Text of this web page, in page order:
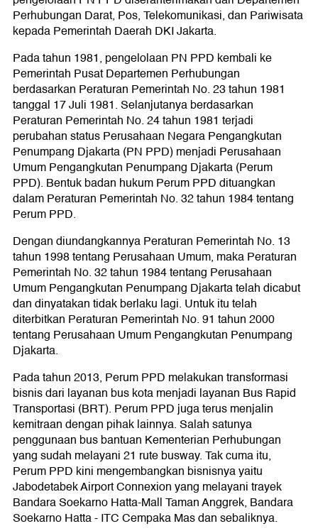
Perhubungan Darat, Pos, Telekomunikasi, dan Pariwisata
kepada Pemerintah Daerah DKI Jakarta.
Pada tahun 1981, pengelolaan PN PPD kembali ke
Pemerintah Pusat Departemen Perhubungan
berdasarkan Peraturan Pemerintah No. 23 tahun 1981
tanggal 17 Juli 1981. Selanjutanya berdasarkan
Peraturan Pemerintah No. 24 tahun 1981 terjadi
perubahan status Perusahaan Negara Pengangkutan
Penumpang Djakarta (PN PPD) menjadi Perusahaan
Umum Pengangkutan Penumpang Djakarta (Perum
PPD). Bentuk badan hukum Perum PPD dituangkan
dalam Peraturan Pemerintah No. 32 tahun 1984 tentang
Perum PPD.
Dengan diundangkannya Peraturan Pemerintah No. 13
tahun 1998 tentang Perusahaan Umum, maka Peraturan
Pemerintah No. 32 tahun 1984 tentang Perusahaan
Umum Pengangkutan Penumpang Djakarta telah dicabut
dan dinyatakan tidak berlaku lagi. Untuk itu telah
diterbitkan Peraturan Pemerintah No. 91 tahun 2000
tentang Perusahaan Umum Pengangkutan Penumpang
Djakarta.
Pada tahun 2013, Perum PPD melakukan transformasi
bisnis dari layanan bus kota menjadi layanan Bus Rapid
Transportasi (BRT). Perum PPD juga terus menjalin
kemitraan dengan pihak lainnya. Salah satunya
penggunaan bus bantuan Kementerian Perhubungan
yang sudah melayani 21 rute busway. Tak cuma itu,
Perum PPD kini mengembangkan bisnisnya yaitu
Jabodetabek Airport Connexion yang melayani trayek
Bandara Soekarno Hatta-Mall Taman Anggrek, Bandara
Soekarno Hatta - ITC Cempaka Mas dan sebaliknya.